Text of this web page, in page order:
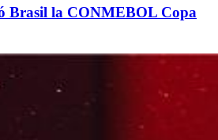
Brasil la CONMEBOL Copa